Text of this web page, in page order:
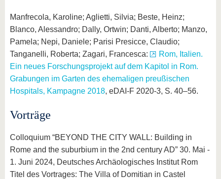
Manfrecola, Karoline; Aglietti, Silvia; Beste, Heinz;
Blanco, Alessandro; Dally, Ortwin; Danti, Alberto; Manzo,
Pamela; Nepi, Daniele; Parisi Presicce, Claudio;
Tanganelli, Roberta; Zagari, Francesca:
Rom, Italien.
Ein neues Forschungsprojekt auf dem Kapitol in Rom.
Grabungen im Garten des ehemaligen preußischen
Hospitals, Kampagne 2018, eDAI-F 2020-3, S. 40–56.
Vorträge
Colloquium “BEYOND THE CITY WALL: Building in
Rome and the suburbium in the 2nd century AD” 30. Mai -
1. Juni 2024, Deutsches Archäologisches Institut Rom
Titel des Vortrages: The Villa of Domitian in Castel